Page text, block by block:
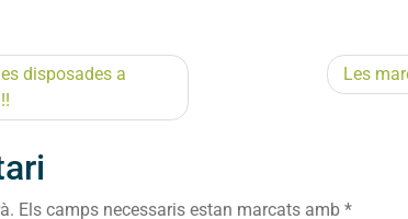
disposades a
Les
Els camps necessaris estan marcats amb *